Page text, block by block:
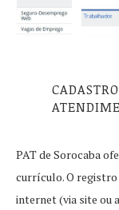
PAT de Sorocaba
currículo. O
internet (via site ou